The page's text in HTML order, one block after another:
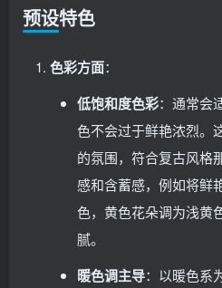
预设特色
色彩方面：
低饱和度色彩：通常会
色不会过于鲜艳浓烈。
的氛围，符合复古风格
感和含蓄感，例如将鲜
色，黄色花朵调为浅黄
腻。
暖色调主导：以暖色系